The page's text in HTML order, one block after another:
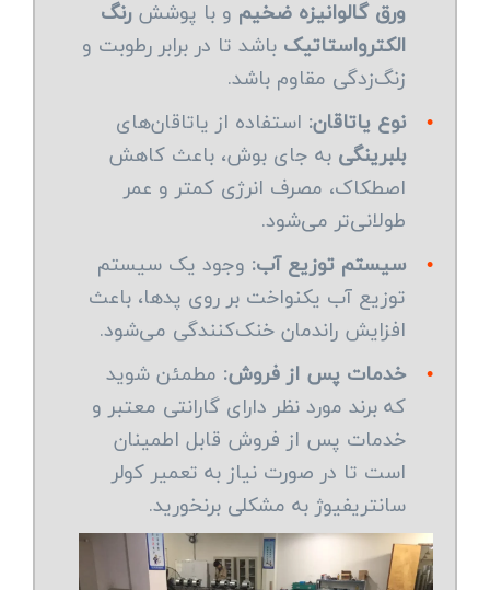
ورق گالوانیزه ضخیم و با پوششرنگ
الکترواستاتیک باشد تا در برابر رطوبت و
زنگ‌زدگی مقاوم باشد.
•
نوع یاتاقان: استفاده از یاتاقان‌های
بلبرینگی به جای بوش، باعث کاهش
اصطکاک، مصرف انرژی کمتر و عمر
طولانی‌تر می‌شود.
•
سیستم توزیع آب: وجود یک سیستم
توزیع آب یکنواخت بر روی پدها، باعث
افزایش راندمان خنک‌کنندگی می‌شود.
•
خدمات پس از فروش: مطمئن شوید
که برند مورد نظر دارای گارانتی معتبر و
خدمات پس از فروش قابل اطمینان
است تا در صورت نیاز به تعمیر کولر
سانتریفیوژ به مشکلی برنخورید.